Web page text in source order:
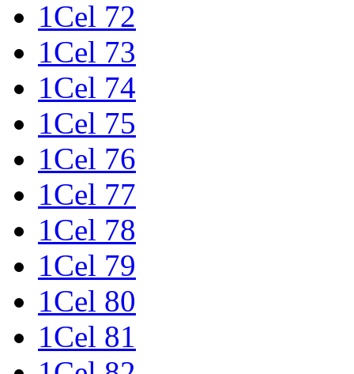
1Cel 72
1Cel 73
1Cel 74
1Cel 75
1Cel 76
1Cel 77
1Cel 78
1Cel 79
1Cel 80
1Cel 81